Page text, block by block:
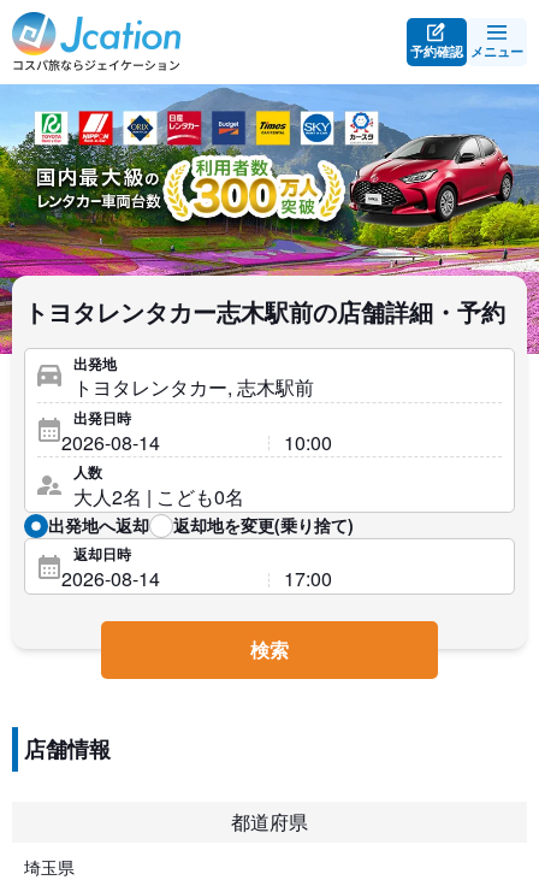
予約確認 メニュー
トヨタレンタカー志木駅前の店舗詳細・予約
出発地
出発日時
人数
出発地へ返却 返却地を変更(乗り捨て)
返却日時
検索
店舗情報
都道府県
埼玉県